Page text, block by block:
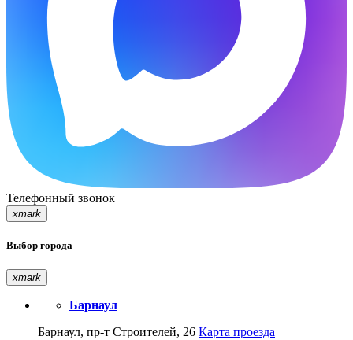
Телефонный звонок
xmark
Выбор города
xmark
Барнаул
Барнаул, пр-т Строителей, 26 Карта проезда